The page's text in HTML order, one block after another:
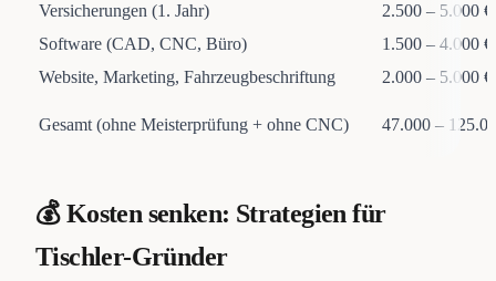
Versicherungen (1. Jahr)
2.500 – 5.000 €
Software (CAD, CNC, Büro)
1.500 – 4.000 €
Website, Marketing, Fahrzeugbeschriftung
2.000 – 5.000 €
Gesamt (ohne Meisterprüfung + ohne CNC) 47.000 –
💰 Kosten senken: Strategien für
Tischler-Gründer